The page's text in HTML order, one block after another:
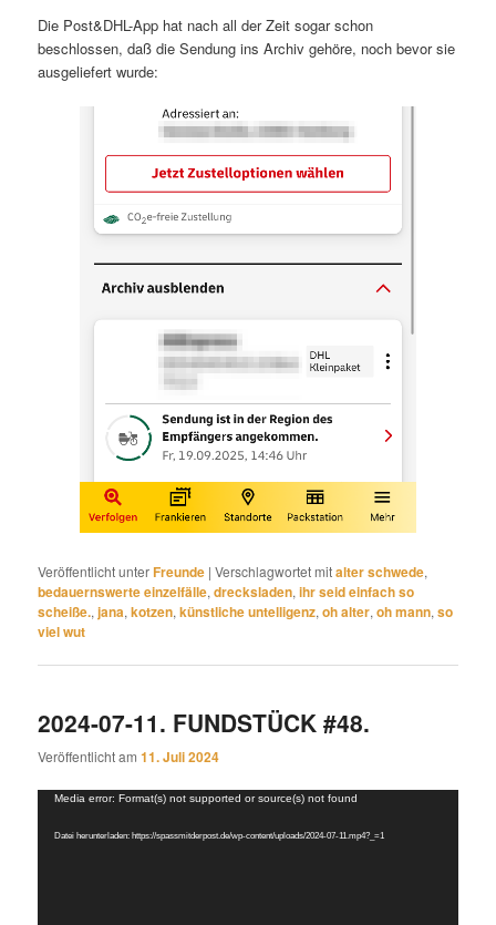
Die Post&DHL-App hat nach all der Zeit sogar schon
beschlossen, daß die Sendung ins Archiv gehöre, noch bevor sie
ausgeliefert wurde:
Veröffentlicht unterFreunde |Verschlagwortet mitalter schwede,
bedauernswerte einzelfälle,drecksladen,ihr seid einfach so
scheiße.,jana,kotzen,künstliche untelligenz,oh alter,oh mann,so
viel wut
2024-07-11. FUNDSTÜCK #48.
Veröffentlicht am11. Juli 2024
Video-
Media error: Format(s) not supported or source(s) not found
Datei herunterladen: https://spassmitderpost.de/wp-content/uploads/2024-07-11.mp4?_=1